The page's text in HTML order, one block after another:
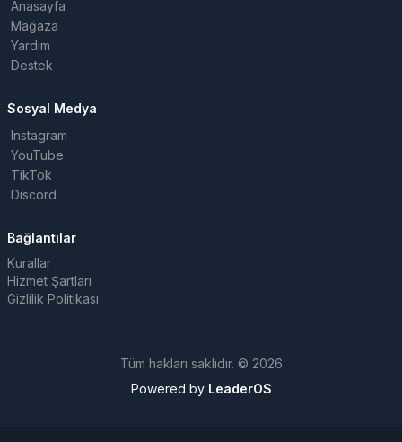
Anasayfa
Mağaza
Yardım
Destek
Sosyal Medya
Instagram
YouTube
TikTok
Discord
Bağlantılar
Kurallar
Hizmet Şartları
Gizlilik Politikası
Tüm hakları saklıdır. © 2026
Powered by LeaderOS